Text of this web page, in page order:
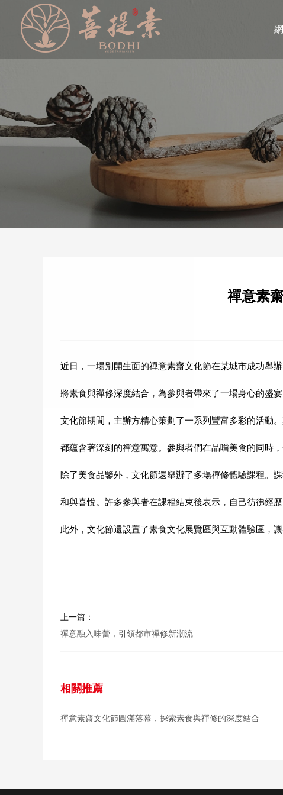
禪意素
近日，一場別開生面的禪意素齋文化節在某城市成功舉
將素食與禪修深度結合，為參與者帶來了一場身心的盛宴
文化節期間，主辦方精心策劃了一系列豐富多彩的活動
都蘊含著深刻的禪意寓意。參與者們在品嚐美食的同時
除了美食品鑒外，文化節還舉辦了多場禪修體驗課程。
和與喜悅。許多參與者在課程結束後表示，自己彷彿經
此外，文化節還設置了素食文化展覽區與互動體驗區，
上一篇：
禪意融入味蕾，引領都市禪修新潮流
相關推薦
禪意素齋文化節圓滿落幕，探索素食與禪修的深度結合